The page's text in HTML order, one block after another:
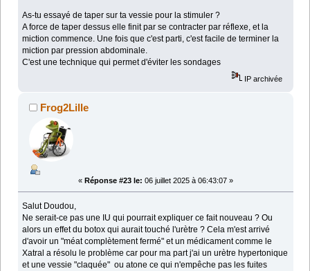
As-tu essayé de taper sur ta vessie pour la stimuler ?
A force de taper dessus elle finit par se contracter par réflexe, et la
miction commence. Une fois que c'est parti, c'est facile de terminer la
miction par pression abdominale.
C'est une technique qui permet d'éviter les sondages
IP archivée
Frog2Lille
« Réponse #23 le: 06 juillet 2025 à 06:43:07 »
Salut Doudou,
Ne serait-ce pas une IU qui pourrait expliquer ce fait nouveau ? Ou
alors un effet du botox qui aurait touché l'urètre ? Cela m'est arrivé
d'avoir un "méat complètement fermé" et un médicament comme le
Xatral a résolu le problème car pour ma part j'ai un urètre hypertonique
et une vessie "claquée" ou atone ce qui n'empêche pas les fuites